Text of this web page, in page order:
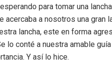
para tomar una
acercaba a nosotros una
lancha, este en forma
lo conté a nuestra amable
Y así lo hice.